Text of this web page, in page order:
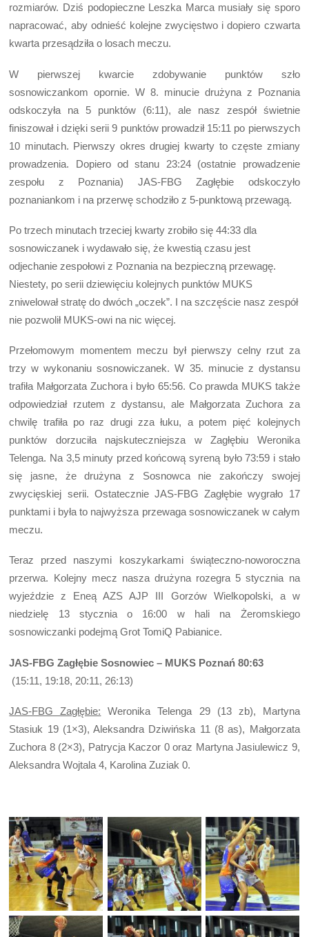
rozmiarów. Dziś podopieczne Leszka Marca musiały się sporo
napracować, aby odnieść kolejne zwycięstwo i dopiero czwarta
kwarta przesądziła o losach meczu.
W pierwszej kwarcie zdobywanie punktów szło
sosnowiczankom opornie. W 8. minucie drużyna z Poznania
odskoczyła na 5 punktów (6:11), ale nasz zespół świetnie
finiszował i dzięki serii 9 punktów prowadził 15:11 po pierwszych
10 minutach. Pierwszy okres drugiej kwarty to częste zmiany
prowadzenia. Dopiero od stanu 23:24 (ostatnie prowadzenie
zespołu z Poznania) JAS-FBG Zagłębie odskoczyło
poznaniankom i na przerwę schodziło z 5-punktową przewagą.
Po trzech minutach trzeciej kwarty zrobiło się 44:33 dla
sosnowiczanek i wydawało się, że kwestią czasu jest
odjechanie zespołowi z Poznania na bezpieczną przewagę.
Niestety, po serii dziewięciu kolejnych punktów MUKS
zniwelował stratę do dwóch „oczek”. I na szczęście nasz zespół
nie pozwolił MUKS-owi na nic więcej.
Przełomowym momentem meczu był pierwszy celny rzut za
trzy w wykonaniu sosnowiczanek. W 35. minucie z dystansu
trafiła Małgorzata Zuchora i było 65:56. Co prawda MUKS także
odpowiedział rzutem z dystansu, ale Małgorzata Zuchora za
chwilę trafiła po raz drugi zza łuku, a potem pięć kolejnych
punktów dorzuciła najskuteczniejsza w Zagłębiu Weronika
Telenga. Na 3,5 minuty przed końcową syreną było 73:59 i stało
się jasne, że drużyna z Sosnowca nie zakończy swojej
zwycięskiej serii. Ostatecznie JAS-FBG Zagłębie wygrało 17
punktami i była to najwyższa przewaga sosnowiczanek w całym
meczu.
Teraz przed naszymi koszykarkami świąteczno-noworoczna
przerwa. Kolejny mecz nasza drużyna rozegra 5 stycznia na
wyjeździe z Eneą AZS AJP III Gorzów Wielkopolski, a w
niedzielę 13 stycznia o 16:00 w hali na Żeromskiego
sosnowiczanki podejmą Grot TomiQ Pabianice.
JAS-FBG Zagłębie Sosnowiec – MUKS Poznań 80:63
(15:11, 19:18, 20:11, 26:13)
JAS-FBG Zagłębie: Weronika Telenga 29 (13 zb), Martyna
Stasiuk 19 (1×3), Aleksandra Dziwińska 11 (8 as), Małgorzata
Zuchora 8 (2×3), Patrycja Kaczor 0 oraz Martyna Jasiulewicz 9,
Aleksandra Wojtala 4, Karolina Zuziak 0.